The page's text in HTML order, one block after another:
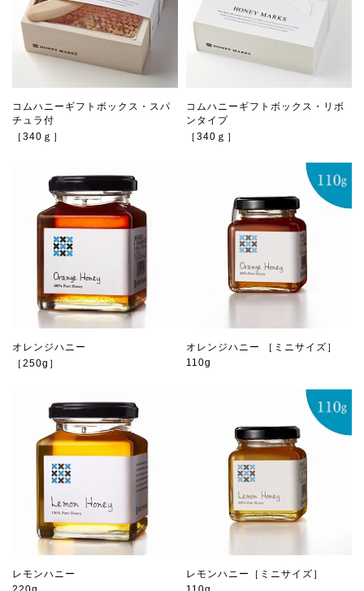
コムハニーギフトボックス・スパ
チュラ付
［340ｇ］
コムハニーギフトボックス・リボ
ンタイプ
［340ｇ］
オレンジハニー
［250g］
オレンジハニー ［ミニサイズ］
110g
レモンハニー
レモンハニー［ミニサイズ］